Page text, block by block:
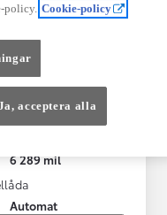
Drag V-Hjul
6 289 mil
Automat
policy. Cookie-policy
acceptera alla